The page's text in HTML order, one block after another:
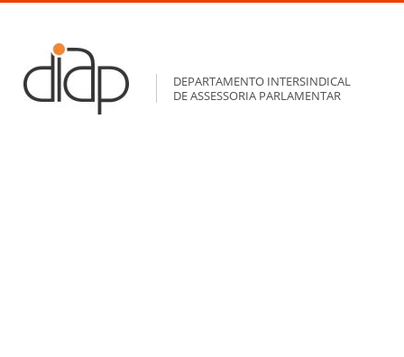
DEPARTAMENTO INTERSINDICAL
DE ASSESSORIA PARLAMENTAR